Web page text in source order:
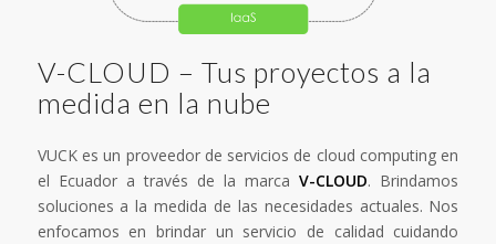
V-CLOUD – Tus proyectos a la
medida en la nube
VUCK es un proveedor de servicios de cloud computing en
el Ecuador a través de la marcaV-CLOUD. Brindamos
soluciones a la medida de las necesidades actuales. Nos
enfocamos en brindar un servicio de calidad cuidando